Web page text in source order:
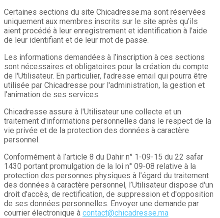
Certaines sections du site Chicadresse.ma sont réservées
uniquement aux membres inscrits sur le site après qu’ils
aient procédé à leur enregistrement et identification à l'aide
de leur identifiant et de leur mot de passe.
Les informations demandées à l’inscription à ces sections
sont nécessaires et obligatoires pour la création du compte
de l'Utilisateur. En particulier, l'adresse email qui pourra être
utilisée par Chicadresse pour l'administration, la gestion et
l'animation de ses services.
Chicadresse assure à l'Utilisateur une collecte et un
traitement d'informations personnelles dans le respect de la
vie privée et de la protection des données à caractère
personnel.
Conformément à l’article 8 du Dahir n° 1-09-15 du 22 safar
1430 portant promulgation de la loi n° 09-08 relative à la
protection des personnes physiques à l'égard du traitement
des données à caractère personnel, l’Utilisateur dispose d'un
droit d'accès, de rectification, de suppression et d'opposition
de ses données personnelles. Envoyer une demande par
courrier électronique à contact@chicadresse.ma